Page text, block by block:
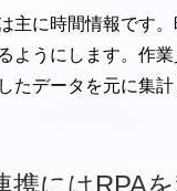
主に時間情報です
ようにします。作
たデータを元に集